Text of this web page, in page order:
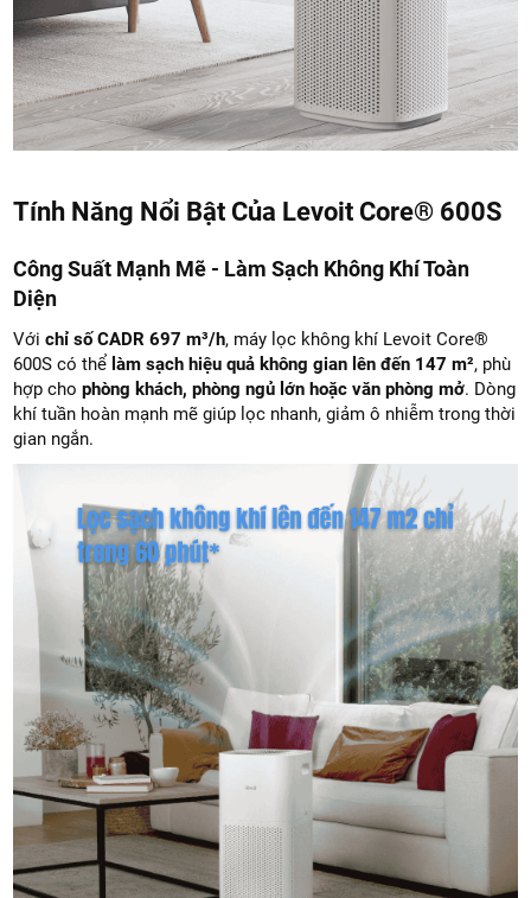
Tính Năng Nổi Bật Của Levoit Core® 600S
Công Suất Mạnh Mẽ - Làm Sạch Không Khí Toàn
Diện
Vớichỉ số CADR 697 m³/h, máy lọc không khí Levoit Core®
600S có thể làm sạch hiệu quả không gian lên đến 147 m², phù
hợp chophòng khách, phòng ngủ lớn hoặc văn phòng mở. Dòng
khí tuần hoàn mạnh mẽ giúp lọc nhanh, giảm ô nhiễm trong thời
gian ngắn.